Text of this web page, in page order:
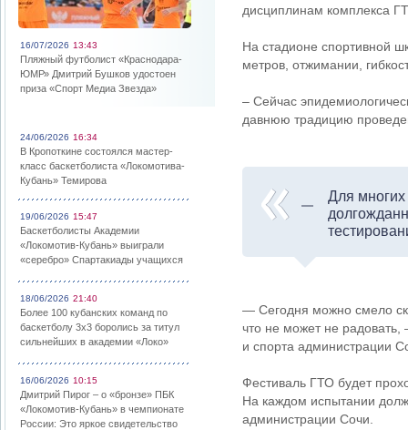
16/07/2026 13:43
Пляжный футболист «Краснодара-
ЮМР» Дмитрий Бушков удостоен
приза «Спорт Медиа Звезда»
24/06/2026 16:34
В Кропоткине состоялся мастер-
класс баскетболиста «Локомотива-
Кубань» Темирова
19/06/2026 15:47
Баскетболисты Академии
«Локомотив-Кубань» выиграли
«серебро» Спартакиады учащихся
18/06/2026 21:40
Более 100 кубанских команд по
баскетболу 3х3 боролись за титул
сильнейших в академии «Локо»
16/06/2026 10:15
Дмитрий Пирог – о «бронзе» ПБК
«Локомотив-Кубань» в чемпионате
России: Это яркое свидетельство
дисциплинам комплекса
На стадионе спортивной
метров, отжимании,
– Сейчас
давнюю традицию
Для многих
— Сегодня можно смело
что не может не радовать,
и спорта администрации
Фестиваль ГТО будет
На каждом испытании
администрации Сочи.